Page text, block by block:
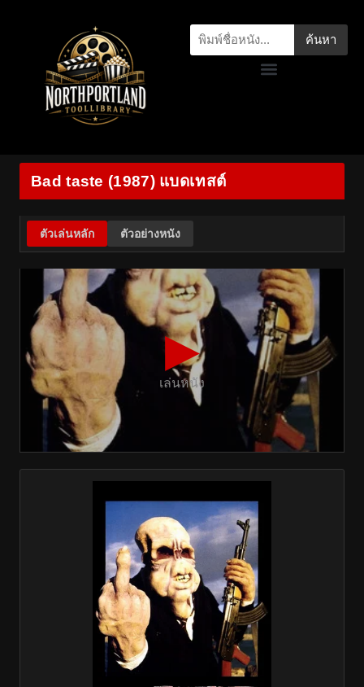
ค้นหา
Bad taste (1987) แบดเทสต์
ตัวเล่นหลัก ตัวอย่างหนัง
▶
เล่นหนัง